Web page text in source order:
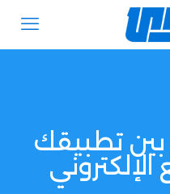
بين تطبيقك